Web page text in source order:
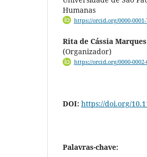
Humanas
https://orcid.org/0000-0001-
Rita de Cássia
(Organizador)
https://orcid.org/0000-0002-
DOI: https://doi.org/
Palavras-chave: